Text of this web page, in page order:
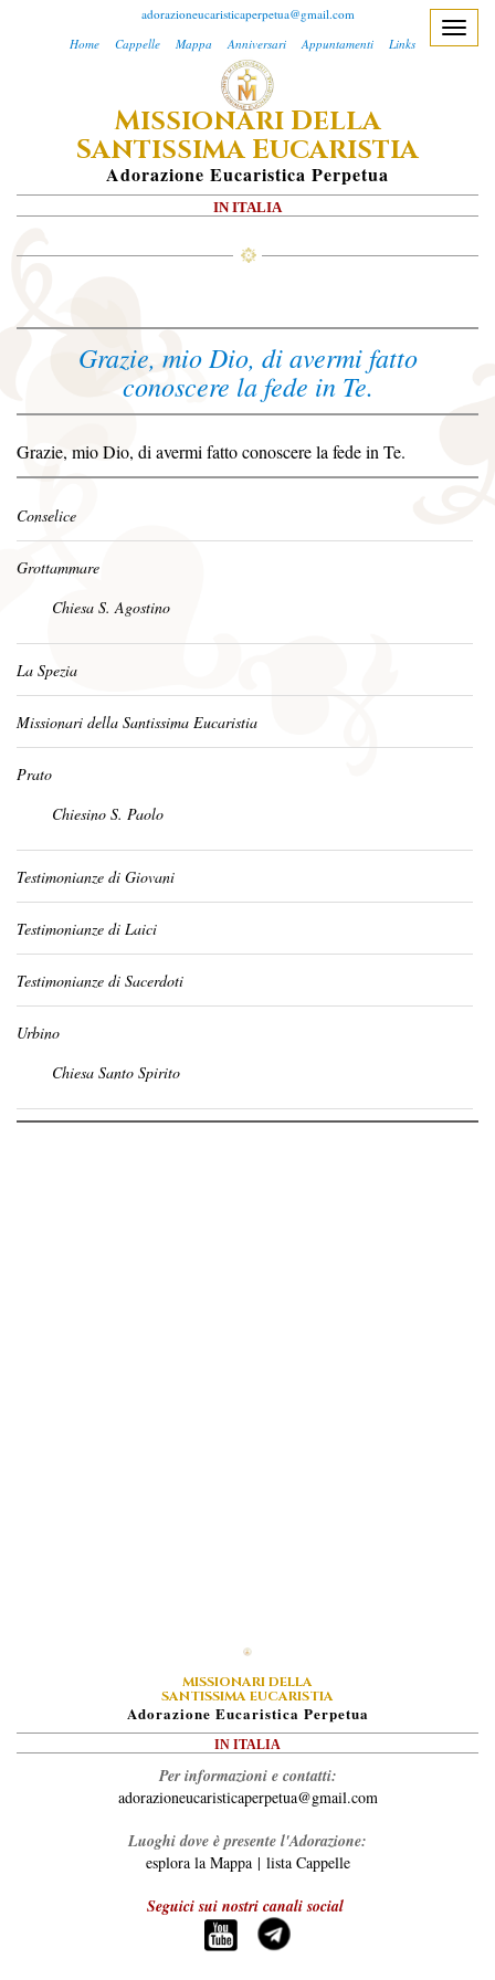
adorazioneucaristicaperpetua@gmail.com
Home
Cappelle Mappa Anniversari Appuntamenti Links
MISSIONARI DELLA
SANTISSIMA EUCARISTIA
ADorazione EUcaristica PErpetua
IN ITALIA
T
n
v
a
o
Grazie, mio Dio, di avermi fatto
conoscere la fede in Te.
Grazie, mio Dio, di avermi fatto conoscere la fede in Te.
Conselice
Grottammare
Chiesa S. Agostino
La Spezia
Missionari della Santissima Eucaristia
Prato
Chiesino S. Paolo
Testimonianze di Giovani
Testimonianze di Laici
Testimonianze di Sacerdoti
Urbino
Chiesa Santo Spirito
MISSIONARI DELLA
SANTISSIMA EUCARISTIA
ADorazione EUcaristica PErpetua
IN ITALIA
Per informazioni e contatti:
adorazioneucaristicaperpetua@gmail.com
Luoghi dove è presente l'Adorazione:
esplora la Mappa| lista Cappelle
Seguici sui nostri canali social